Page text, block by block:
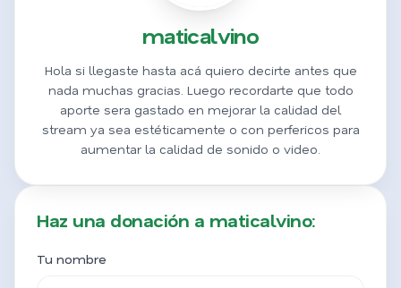
maticalvino
Hola si llegaste hasta acá quiero decirte antes que
nada muchas gracias. Luego recordarte que todo
aporte sera gastado en mejorar la calidad del
stream ya sea estéticamente o con perfericos para
aumentar la calidad de sonido o video.
Haz una donación a maticalvino:
Tu nombre